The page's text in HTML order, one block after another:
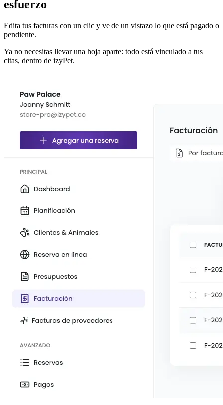
esfuerzo
Edita tus facturas con un clic y ve de un vistazo lo que está pagado o
pendiente.
Ya no necesitas llevar una hoja aparte: todo está vinculado a tus
citas, dentro de izyPet.